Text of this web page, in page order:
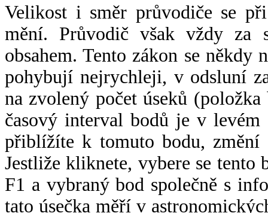
Velikost i směr průvodiče se
mění. Průvodič však vždy za
obsahem. Tento zákon se někdy
pohybují nejrychleji, v odsluní
na zvolený počet úseků
časový interval bodů je v
přiblížíte k tomuto bodu,
Jestliže kliknete, vybere se tento
F1 a vybraný bod společně s
tato úsečka měří v